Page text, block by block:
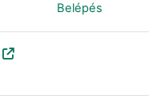
Belépés